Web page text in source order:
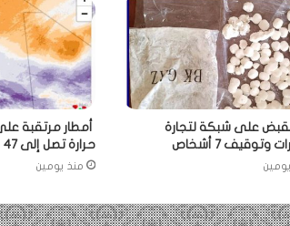
القبض على شبكة لتجارة
وتوقيف 7 أشخاص
حرارة تصل إلى 47 في الشمال
منذ يومين